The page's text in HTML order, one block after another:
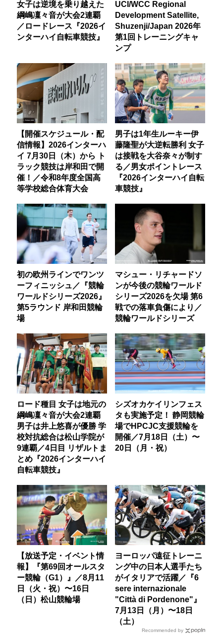
女子は逆境を乗り越えた
綱嶋凜々音が大会2連覇
／ロードレース『2026イ
ンターハイ自転車競技』
UCI/WCC Regional
Development Satellite,
Shuzenji/Japan 2026年
第1回トレーニングキャ
ンプ
【開催スケジュール・配
信情報】2026インターハ
イ 7月30日（木）から ト
ラック競技は岸和田で開
催！／令和8年度全国高
等学校総合体育大会
男子は1年生ルーキー伊
藤隆聖が大逆転勝利 女子
は接戦を大谷奈々が制す
る／男女ポイントレース
『2026インターハイ自転
車競技』
初の欧州ラインでワンツ
ーフィニッシュ／『競輪
ワールドシリーズ2026』
第5ラウンド 岸和田競輪
場
マシュー・リチャードソ
ンが今後の競輪ワールド
シリーズ2026を欠場 第6
戦での落車負傷により／
競輪ワールドシリーズ
ロード種目 女子は地元の
綱嶋凜々音が大会2連覇
男子は井上悠喜が優勝 学
校対抗総合は松山学院が
9連覇／4日目 リザルトま
とめ『2026インターハイ
自転車競技』
シズオカケイリンフェス
タも実施予定！ 静岡競輪
場でHPCJC支援競輪を
開催／7月18日（土）〜
20日（月・祝）
【放送予定・イベント情
報】『第69回オールスタ
ー競輪（G1）』／8月11
日（火・祝）〜16日
（日）松山競輪場
ヨーロッパ遠征トレーニ
ング中の日本人選手たち
がイタリアで活躍／『6
sere internazionale
"Città di Pordenone"』
7月13日（月）〜18日
（土）
Recommended by